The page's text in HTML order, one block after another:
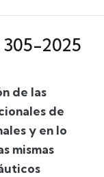
2025
de las
de
y en lo
mismas